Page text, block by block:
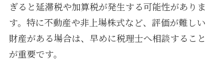
ぎると延滞税や加算税が発生する可能性がありま
す。特に不動産や非上場株式など、評価が難しい
財産がある場合は、早めに税理士へ相談すること
が重要です。